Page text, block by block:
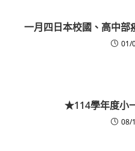
一月四日本校國、高中部
01/
★114學年度小
08/